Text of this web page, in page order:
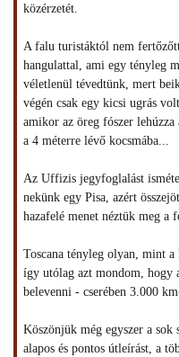
közérzetét.
A falu turistáktól nem
hangulattal, ami egy tényleg
véletlenül tévedtünk, mert
végén csak egy kicsi ugrás
amikor az öreg fószer
a 4 méterre lévő kocsmába...
Az Uffizis jegyfoglalást
nekünk egy Pisa, azért
hazafelé menet néztük meg a
Toscana tényleg olyan, mint a
így utólag azt mondom, hogy
belevenni - cserében 3.000
Köszönjük még egyszer a sok
alapos és pontos útleírást, a